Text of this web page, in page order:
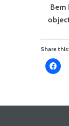
Bem
Share this: